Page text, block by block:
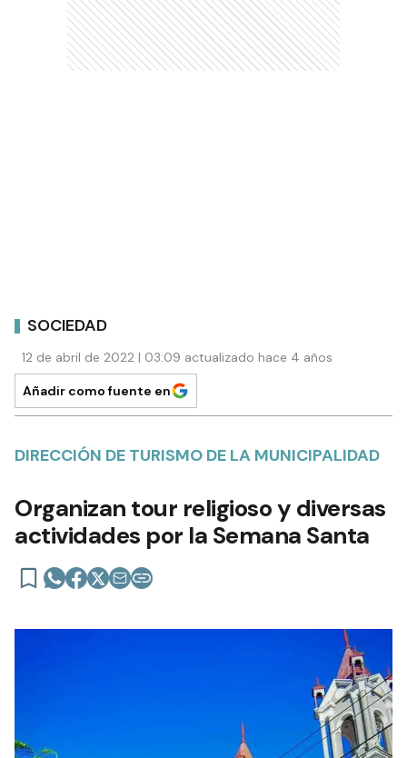
SOCIEDAD
12 de abril de 2022 | 03:09 actualizado hace 4 años
Añadir como fuente en
DIRECCIÓN DE TURISMO DE LA MUNICIPALIDAD
Organizan tour religioso y diversas
actividades por la Semana Santa